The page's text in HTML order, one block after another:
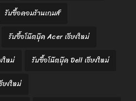
รับซื้อคอมร้านเกมส์
รับซื้อโน๊ตบุ๊ค Acer เชียงใหม่
ใหม่
รับซื้อโน๊ตบุ๊ค Dell เชียงใหม่
งใหม่